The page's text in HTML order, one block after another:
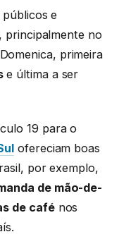
públicos e
principalmente no
primeira
e última a ser
19 para o
ofereciam boas
por exemplo,
de mão-de-
de cafénos